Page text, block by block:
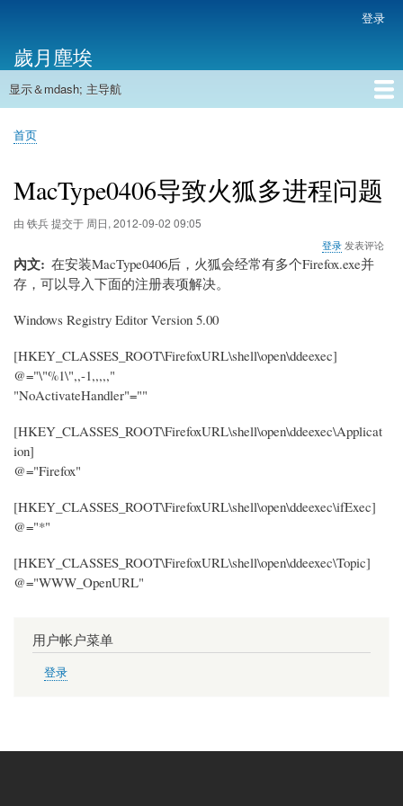
主
内
帐
户
菜
单
登录
歲月塵埃
主
航
显示＆mdash; 主导航
首页
面
屑
首页
MacType0406导致火狐多进程问题
由 铁兵提交于 周日, 2012-09-02 09:05
登录 发表评论
內文
在安装MacType0406后，火狐会经常有多个Firefox.exe并
存，可以导入下面的注册表项解决。
Windows Registry Editor Version 5.00
[HKEY_CLASSES_ROOT\FirefoxURL\shell\open\ddeexec]
@="\"%1\",,-1,,,,,"
"NoActivateHandler"=""
[HKEY_CLASSES_ROOT\FirefoxURL\shell\open\ddeexec\Applicat
ion]
@="Firefox"
[HKEY_CLASSES_ROOT\FirefoxURL\shell\open\ddeexec\ifExec]
@="*"
[HKEY_CLASSES_ROOT\FirefoxURL\shell\open\ddeexec\Topic]
@="WWW_OpenURL"
用户帐户菜单
登录